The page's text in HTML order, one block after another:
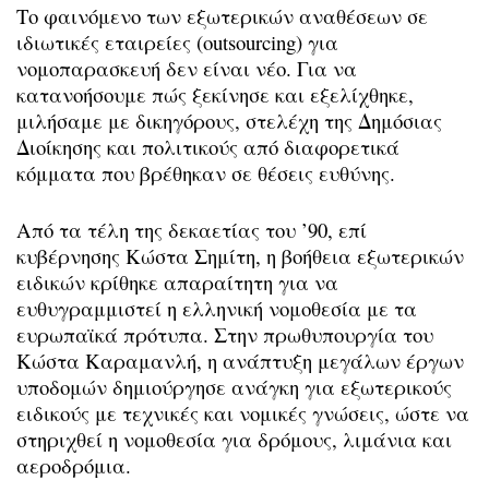
Το φαινόμενο των εξωτερικών αναθέσεων σε
ιδιωτικές εταιρείες (outsourcing) για
νομοπαρασκευή δεν είναι νέο. Για να
κατανοήσουμε πώς ξεκίνησε και εξελίχθηκε,
μιλήσαμε με δικηγόρους, στελέχη της Δημόσιας
Διοίκησης και πολιτικούς από διαφορετικά
κόμματα που βρέθηκαν σε θέσεις ευθύνης.
Από τα τέλη της δεκαετίας του ’90, επί
κυβέρνησης Κώστα Σημίτη, η βοήθεια εξωτερικών
ειδικών κρίθηκε απαραίτητη για να
ευθυγραμμιστεί η ελληνική νομοθεσία με τα
ευρωπαϊκά πρότυπα. Στην πρωθυπουργία του
Κώστα Καραμανλή, η ανάπτυξη μεγάλων έργων
υποδομών δημιούργησε ανάγκη για εξωτερικούς
ειδικούς με τεχνικές και νομικές γνώσεις, ώστε να
στηριχθεί η νομοθεσία για δρόμους, λιμάνια και
αεροδρόμια.